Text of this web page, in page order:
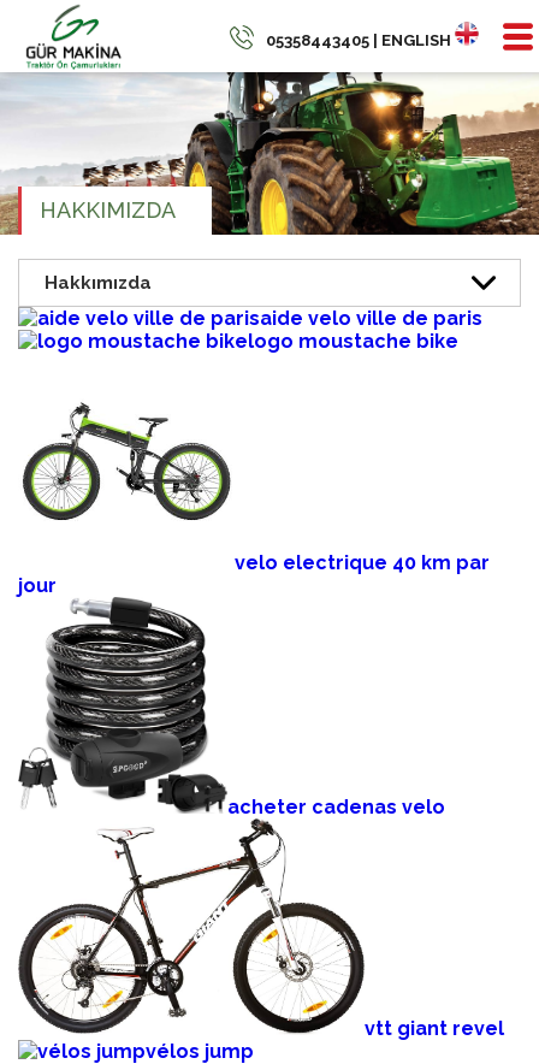
05358443405 | ENGLISH
HAKKIMIZDA
aide velo ville de paris
logo moustache bike
velo electrique 40 km par
jour
acheter cadenas velo
vtt giant revel
vélos jump